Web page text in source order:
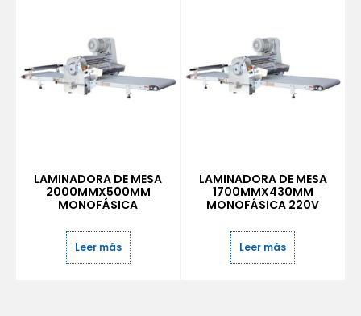
LAMINADORA DE MESA
2000MMX500MM
MONOFÁSICA
Leer más
LAMINADORA DE MESA
1700MMX430MM
MONOFÁSICA 220V
Leer más